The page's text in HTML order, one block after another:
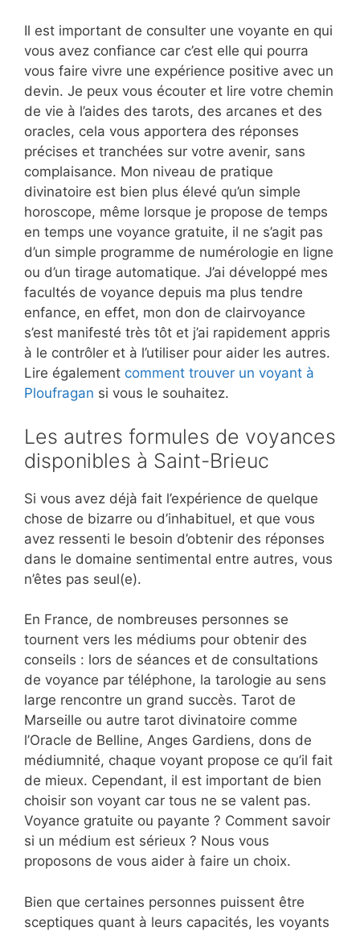
Il est important de consulter une voyante en qui
vous avez confiance car c’est elle qui pourra
vous faire vivre une expérience positive avec un
devin. Je peux vous écouter et lire votre chemin
de vie à l’aides des tarots, des arcanes et des
oracles, cela vous apportera des réponses
précises et tranchées sur votre avenir, sans
complaisance. Mon niveau de pratique
divinatoire est bien plus élevé qu’un simple
horoscope, même lorsque je propose de temps
en temps une voyance gratuite, il ne s’agit pas
d’un simple programme de numérologie en ligne
ou d’un tirage automatique. J’ai développé mes
facultés de voyance depuis ma plus tendre
enfance, en effet, mon don de clairvoyance
s’est manifesté très tôt et j’ai rapidement appris
à le contrôler et à l’utiliser pour aider les autres.
Lire également comment trouver un voyant à
Ploufragan si vous le souhaitez.
Les autres formules de voyances
disponibles à Saint-Brieuc
Si vous avez déjà fait l’expérience de quelque
chose de bizarre ou d’inhabituel, et que vous
avez ressenti le besoin d’obtenir des réponses
dans le domaine sentimental entre autres, vous
n’êtes pas seul(e).
En France, de nombreuses personnes se
tournent vers les médiums pour obtenir des
conseils : lors de séances et de consultations
de voyance par téléphone, la tarologie au sens
large rencontre un grand succès. Tarot de
Marseille ou autre tarot divinatoire comme
l’Oracle de Belline, Anges Gardiens, dons de
médiumnité, chaque voyant propose ce qu’il fait
de mieux. Cependant, il est important de bien
choisir son voyant car tous ne se valent pas.
Voyance gratuite ou payante ? Comment savoir
si un médium est sérieux ? Nous vous
proposons de vous aider à faire un choix.
Bien que certaines personnes puissent être
sceptiques quant à leurs capacités, les voyants